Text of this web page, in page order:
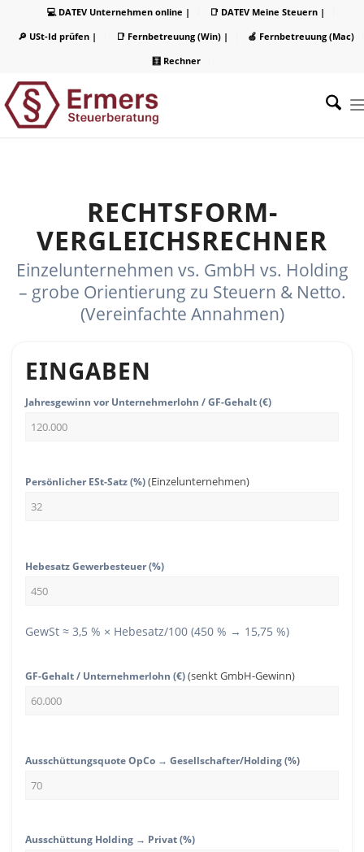
💻 DATEV Unternehmen online |
📑 DATEV Meine Steuern |
🔎 USt-Id prüfen |
📑 Fernbetreuung (Win) |
🍏 Fernbetreuung (Mac)
🧮 Rechner
RECHTSFORM-
VERGLEICHSRECHNER
Einzelunternehmen vs. GmbH vs. Holding
– grobe Orientierung zu Steuern & Netto.
(Vereinfachte Annahmen)
EINGABEN
Jahresgewinn vor Unternehmerlohn / GF-Gehalt (€)
Persönlicher ESt-Satz (%)(Einzelunternehmen)
Hebesatz Gewerbesteuer (%)
GewSt ≈ 3,5 % × Hebesatz/100 (450 % → 15,75 %)
GF-Gehalt / Unternehmerlohn (€)(senkt GmbH-Gewinn)
Ausschüttungsquote OpCo → Gesellschafter/Holding (%)
Ausschüttung Holding → Privat (%)